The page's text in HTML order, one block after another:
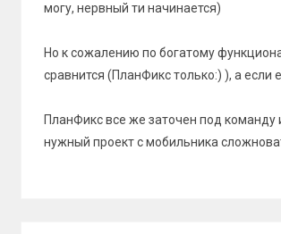
могу, нервный ти начинается)
Но к сожалению по богатому
сравнится (ПланФикс только:) ), а если
ПланФикс все же заточен под команду
нужный проект с мобильника